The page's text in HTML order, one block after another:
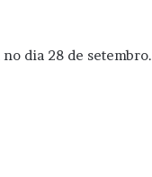
dia 28 de setembro.